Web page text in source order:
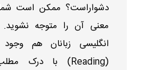
دشواراست؟ ممکن است شما
معنی آن را متوجه
انگلیسی زبانان هم